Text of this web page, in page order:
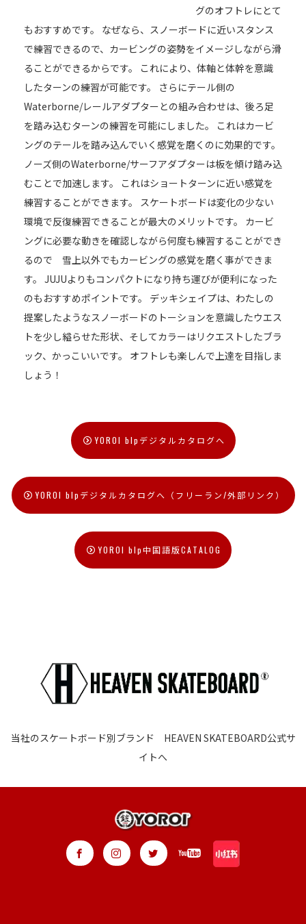
グのオフトレにとて
もおすすめです。 なぜなら、スノーボードに近いスタンス
で練習できるので、カービングの姿勢をイメージしながら滑
ることができるからです。 これにより、体軸と体幹を意識
したターンの練習が可能です。 さらにテール側の
Waterborne/レールアダプターとの組み合わせは、後ろ足
を踏み込むターンの練習を可能にしました。 これはカービ
ングのテールを踏み込んでいく感覚を磨くのに効果的です。
ノーズ側のWaterborne/サーフアダプターは板を傾け踏み込
むことで加速します。 これはショートターンに近い感覚を
練習することができます。 スケートボードは変化の少ない
環境で反復練習できることが最大のメリットです。 カービ
ングに必要な動きを確認しながら何度も練習することができ
るので 雪上以外でもカービングの感覚を磨く事ができま
す。 JUJUよりもコンパクトになり持ち運びが便利になった
のもおすすめポイントです。 デッキシェイプは、わたしの
提案したようなスノーボードのトーションを意識したウエス
トを少し縊らせた形状、そしてカラーはリクエストしたブラ
ック、かっこいいです。 オフトレも楽しんで上達を目指しま
しょう！
YOROI blpデジタルカタログへ
YOROI blpデジタルカタログへ（フリーラン/外部リンク）
YOROI blp中国語版CATALOG
当社のスケートボード別ブランド HEAVEN SKATEBOARD公式サ
イトへ